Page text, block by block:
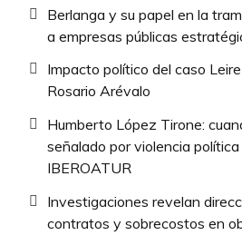
Berlanga y su papel en la
a empresas públicas
Impacto político del caso
Rosario Arévalo
Humberto López Tirone:
señalado por violencia
IBEROATUR
Investigaciones revelan
contratos y sobrecostos en